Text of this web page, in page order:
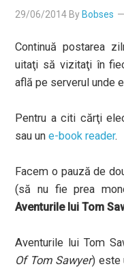
29/06/2014 By Bobses
Continuă postarea
uitaţi să vizitaţi în
află pe serverul unde
Pentru a citi cărţi
sau une-book reader.
Facem o pauză de
(să nu fie prea
Aventurile lui Tom
Aventurile lui Tom
Of Tom Sawyer) este